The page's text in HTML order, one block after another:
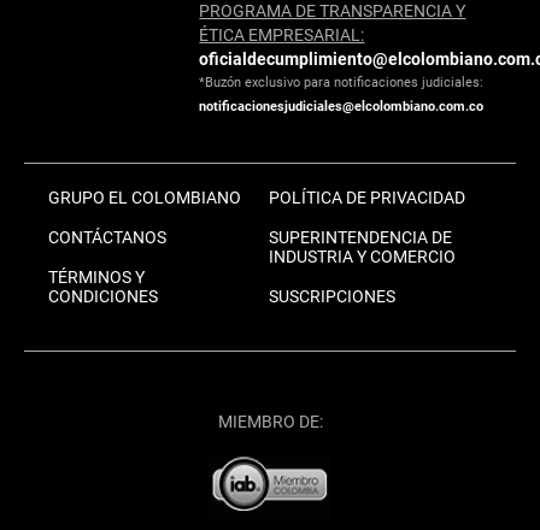
PROGRAMA DE TRANSPARENCIA Y
ÉTICA EMPRESARIAL:
*Buzón exclusivo para notificaciones judiciales:
notificacionesjudiciales@elcolombiano.com.co
GRUPO EL COLOMBIANO
CONTÁCTANOS
TÉRMINOS Y
CONDICIONES
POLÍTICA DE PRIVACIDAD
SUPERINTENDENCIA DE
INDUSTRIA Y COMERCIO
SUSCRIPCIONES
MIEMBRO DE: